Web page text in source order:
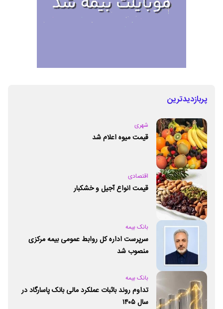
پربازدیدترین
شهری
قیمت میوه اعلام شد
اقتصادی
قیمت انواع آجیل و خشکبار
بانک بیمه
سرپرست اداره کل روابط عمومی بیمه مرکزی
منصوب شد
بانک بیمه
تداوم روند باثبات عملکرد مالی بانک پاسارگاد در
سال ۱۴۰۵